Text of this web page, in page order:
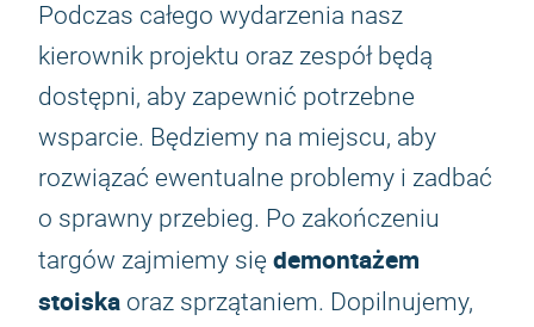
Podczas całego wydarzenia nasz
kierownik projektu oraz zespół będą
dostępni, aby zapewnić potrzebne
wsparcie. Będziemy na miejscu, aby
rozwiązać ewentualne problemy i zadbać
o sprawny przebieg. Po zakończeniu
targów zajmiemy się demontażem
stoiska oraz sprzątaniem. Dopilnujemy,